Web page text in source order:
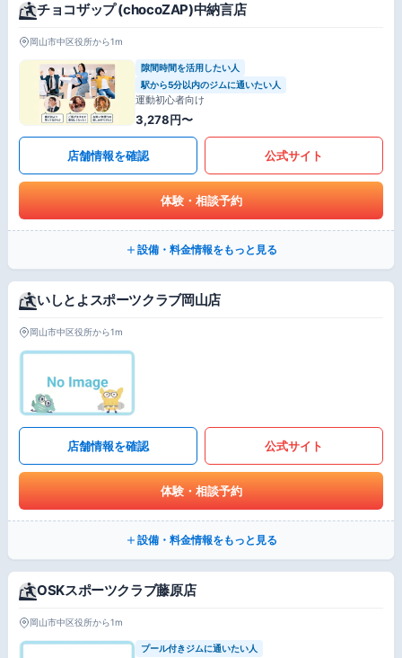
チョコザップ (chocoZAP)中納言店
岡山市中区役所から1m
隙間時間を活用したい人
駅から5分以内のジムに通いたい人
運動初心者向け
3,278円〜
店舗情報を確認 公式サイト
体験・相談予約
設備・料金情報をもっと見る
いしとよスポーツクラブ岡山店
岡山市中区役所から1m
店舗情報を確認 公式サイト
体験・相談予約
設備・料金情報をもっと見る
OSKスポーツクラブ藤原店
岡山市中区役所から1m
プール付きジムに通いたい人